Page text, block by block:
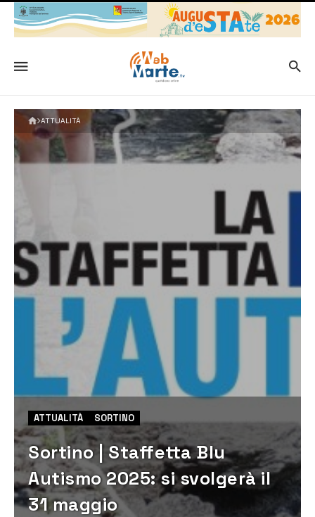
ATTUALITÀ
ATTUALITÀ SORTINO
Sortino | Staffetta Blu
Autismo 2025: si svolgerà il
31 maggio